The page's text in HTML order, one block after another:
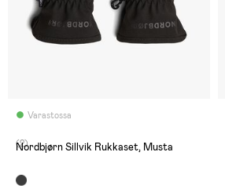
Varastossa
(2)
Nordbjørn Sillvik Rukkaset, Musta